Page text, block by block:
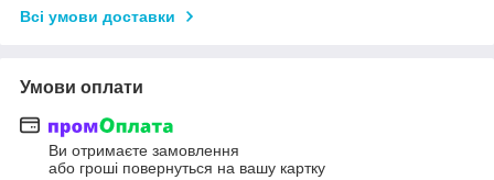
Всі умови доставки
Умови оплати
Ви отримаєте замовлення
або гроші повернуться на вашу картку